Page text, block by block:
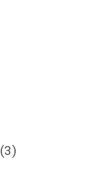
(3)